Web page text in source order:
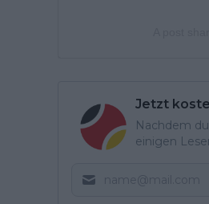
Jetzt
Nachdem
einigen